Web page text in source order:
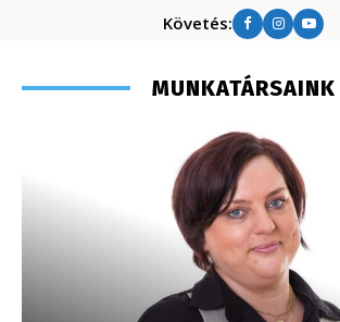
Követés:
MUNKATÁRSAINK